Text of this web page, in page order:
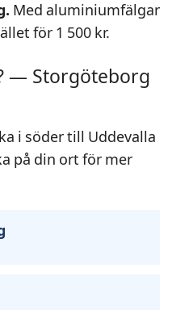
Med aluminiumfälgar
för 1 500 kr.
— Storgöteborg
i söder till Uddevalla
på din ort för mer